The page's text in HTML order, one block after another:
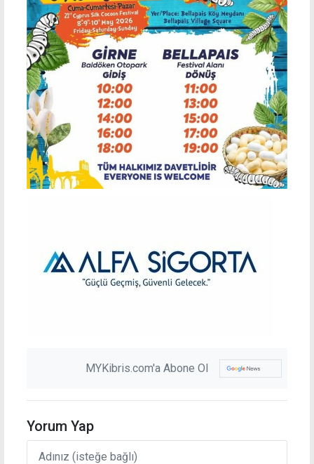
MYKibris.com'a Abone Ol
Yorum Yap